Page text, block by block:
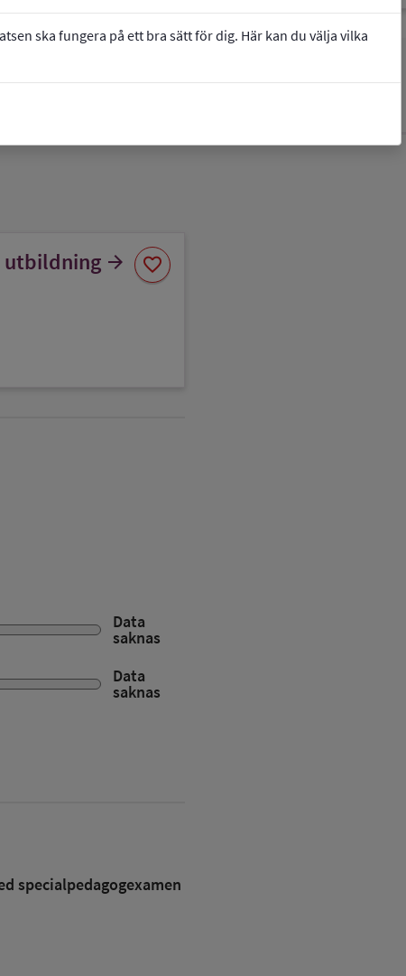
ska fungera på ett bra sätt för dig. Här kan du välja vilka
arrow_forward
favorite
Spara
som
Data
saknas
Data
saknas
specialpedagog­examen